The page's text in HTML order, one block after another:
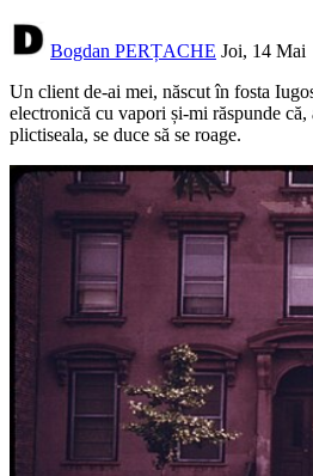
Bogdan PERȚACHE Joi, 14 Mai
Un client de-ai mei, născut în fosta
electronică cu vapori și-mi răspunde
plictiseala, se duce să se roage.